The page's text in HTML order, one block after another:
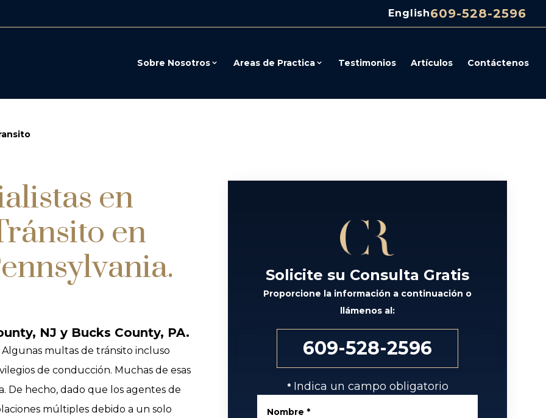
English609-528-2596
Sobre Nosotros Areas de Practica Testimonios Artículos Contáctenos
en
en
NJ y Bucks County, PA.
multas de tránsito incluso
de conducción. Muchas de esas
De hecho, dado que los agentes de
múltiples debido a un solo
Solicite su Consulta Gratis
Proporcione la información a continuación o
llámenos al:
609-528-2596
* Indica un campo obligatorio
Nombre *